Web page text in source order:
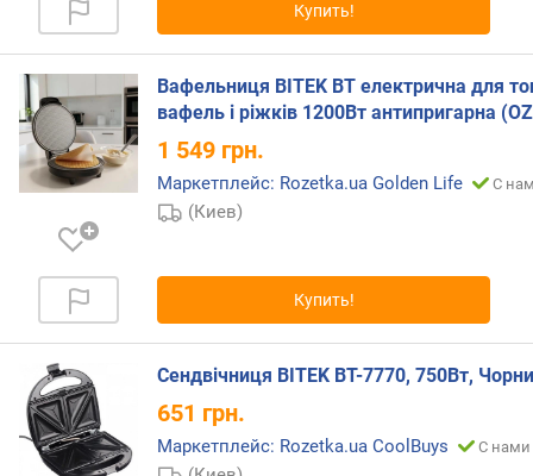
о
л
-
в
о
т
е
л
е
и
т
о
с
т
Купить!
Вафельниця BITEK BT електрична для
вафель і ріжків 1200Вт антипригарна
1 549 грн.
Маркетплейс: Rozetka.ua Golden Life С
(Киев)
Купить!
Сендвічниця BITEK BT-7770, 750Вт,
651 грн.
Маркетплейс: Rozetka.ua CoolBuys С нами